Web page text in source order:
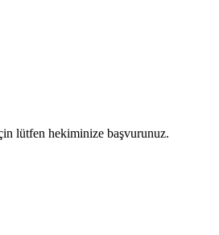
lütfen hekiminize başvurunuz.